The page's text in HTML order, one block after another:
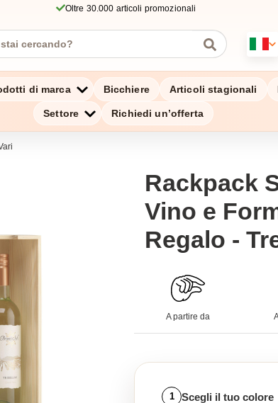
Oltre 30.000 articoli promozionali
di marca Bicchiere Articoli stagionali
Settore Richiedi un’offerta
Rackpack
Vino e
Regalo -
A partire da
1 Scegli il tuo colore